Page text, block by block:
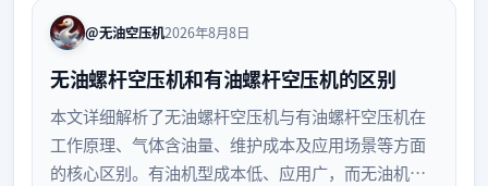
@无油空压机2026年8月8日
无油螺杆空压机和有油螺杆空压机的区别
本文详细解析了无油螺杆空压机与有油螺杆空压机在
工作原理、气体含油量、维护成本及应用场景等方面
的核心区别。有油机型成本低、应用广，而无油机型